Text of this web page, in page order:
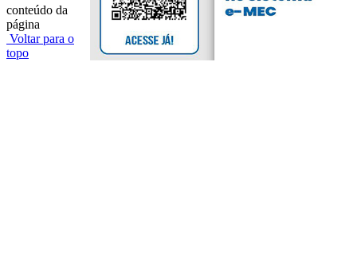
conteúdo da
página
Voltar para o
topo